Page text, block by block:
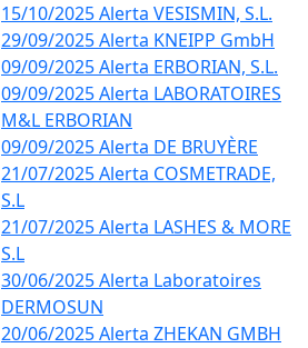
15/10/2025 Alerta VESISMIN, S.L.
29/09/2025 Alerta KNEIPP GmbH
09/09/2025 Alerta ERBORIAN, S.L.
09/09/2025 Alerta LABORATOIRES
M&L ERBORIAN
09/09/2025 Alerta DE BRUYÈRE
21/07/2025 Alerta COSMETRADE,
S.L
21/07/2025 Alerta LASHES & MORE
S.L
30/06/2025 Alerta Laboratoires
DERMOSUN
20/06/2025 Alerta ZHEKAN GMBH